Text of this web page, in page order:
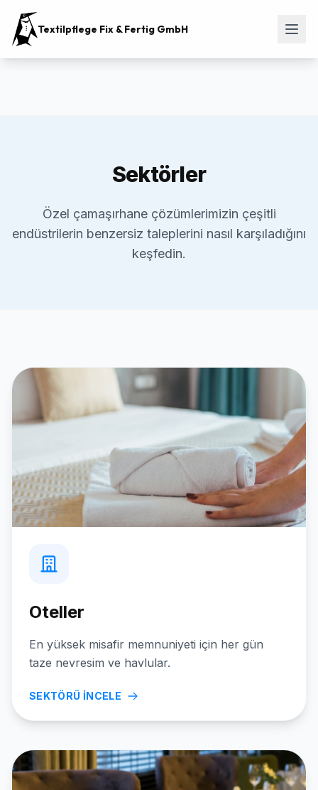
Textilpflege Fix & Fertig GmbH
Sektörler
Özel çamaşırhane çözümlerimizin çeşitli
endüstrilerin benzersiz taleplerini nasıl karşıladığını
keşfedin.
Oteller
En yüksek misafir memnuniyeti için her gün
taze nevresim ve havlular.
SEKTÖRÜ İNCELE